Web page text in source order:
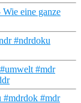
eine ganze
#ndrdoku
#mdr
#mdrdok #mdr